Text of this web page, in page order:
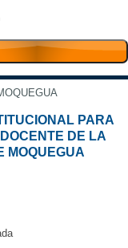
PARA
DE LA
MOQUEGUA